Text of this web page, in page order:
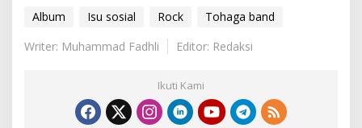
Album Isu sosial Rock
Tohaga band
Writer: Muhammad Fadhli
Editor: Redaksi
Ikuti Kami